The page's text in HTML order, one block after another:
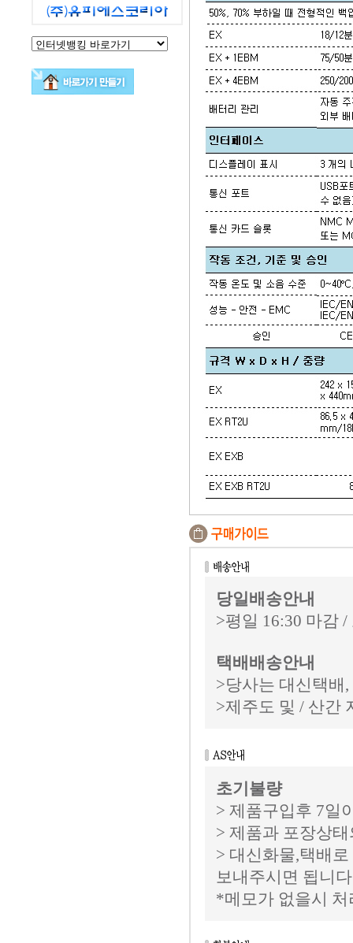
당일배송안내
>평일 16:30 마감
택배배송안내
>당사는 대신택배
>제주도 및 / 산간
초기불량
> 제품구입후 7일
> 제품과 포장상
> 대신화물,택배
보내주시면 됩니
*메모가 없을시